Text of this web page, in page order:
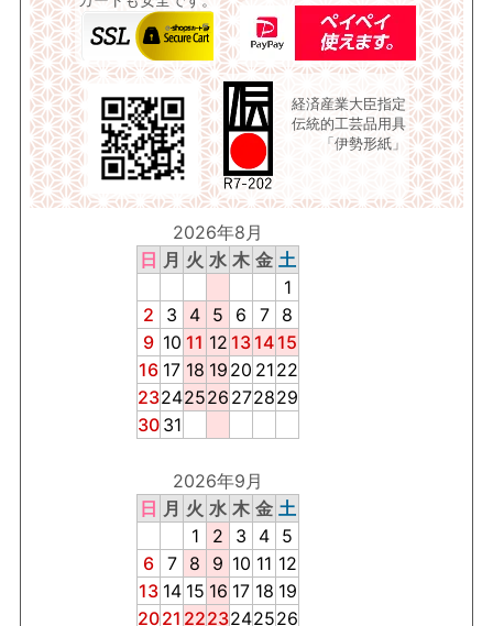
経済産業大臣指定
伝統的工芸品用具
「伊勢形紙」
2026年8月
日 月 火 水 木 金 土
1
2
3 4 5 6 7
8
9 10 11 12 13 14 15
16 17 18 19 20 21 22
23242526 272829
30 31
2026年9月
日 月 火 水 木 金 土
1
2 3 4 5
6 7 8 9 10 11 12
13 14 15 16 17 18 19
2021 2223242526